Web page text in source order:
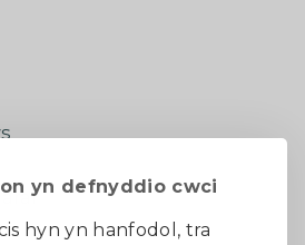
yn defnyddio cwci
hyn yn hanfodol, tra